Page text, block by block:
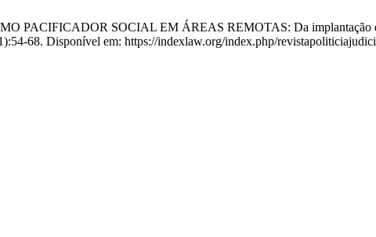
SOCIAL EM ÁREAS REMOTAS: Da implantação
68. Disponível em: https://indexlaw.org/index.php/